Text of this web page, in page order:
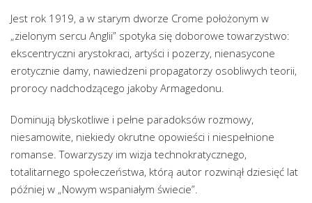
Jest rok 1919, a w starym dworze Crome położonym w
„zielonym sercu Anglii” spotyka się doborowe towarzystwo:
ekscentryczni arystokraci, artyści i pozerzy, nienasycone
erotycznie damy, nawiedzeni propagatorzy osobliwych teorii,
prorocy nadchodzącego jakoby Armagedonu.
Dominują błyskotliwe i pełne paradoksów rozmowy,
niesamowite, niekiedy okrutne opowieści i niespełnione
romanse. Towarzyszy im wizja technokratycznego,
totalitarnego społeczeństwa, którą autor rozwinął dziesięć lat
później w „Nowym wspaniałym świecie”.